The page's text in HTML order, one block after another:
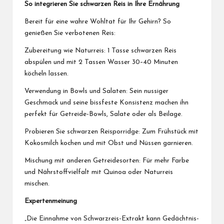
So integrieren Sie schwarzen Reis in Ihre Ernährung
Bereit für eine wahre Wohltat für Ihr Gehirn? So
genießen Sie verbotenen Reis:
Zubereitung wie Naturreis: 1 Tasse schwarzen Reis
abspülen und mit 2 Tassen Wasser 30–40 Minuten
köcheln lassen.
Verwendung in Bowls und Salaten: Sein nussiger
Geschmack und seine bissfeste Konsistenz machen ihn
perfekt für Getreide-Bowls, Salate oder als Beilage.
Probieren Sie schwarzen Reisporridge: Zum Frühstück mit
Kokosmilch kochen und mit Obst und Nüssen garnieren.
Mischung mit anderen Getreidesorten: Für mehr Farbe
und Nährstoffvielfalt mit Quinoa oder Naturreis
mischen.
Expertenmeinung
„Die Einnahme von Schwarzreis-Extrakt kann Gedächtnis-